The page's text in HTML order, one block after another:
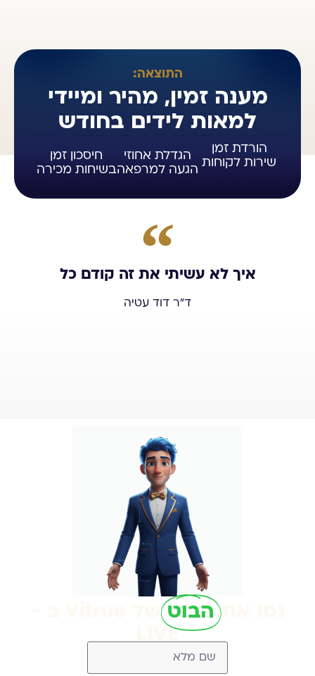
התוצאה:
מענה זמין, מהיר ומיידי
למאות לידים בחודש
הורדת זמן
שירות לקוחות
הגדלת אחוזי
הגעה למרפאה
חיסכון זמן
בשיחות מכירה
איך לא עשיתי את זה קודם כל
ד"ר דוד עטיה
נסו את הבוט
LIVE